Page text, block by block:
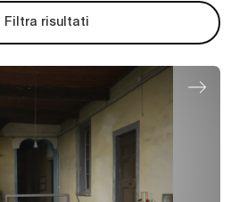
Filtra risultati